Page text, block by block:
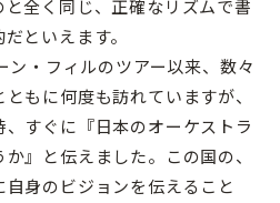
全く同じ、正確なリズムで書
といえます。
・フィルのツアー以来、数々
もに何度も訪れていますが、
すぐに『日本のオーケストラ
』と伝えました。この国の、
身のビジョンを伝えること